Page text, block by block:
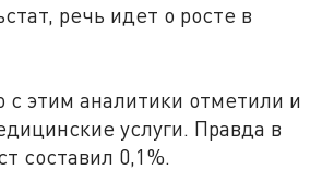
речь идет о росте в
с этим аналитики отметили и
услуги. Правда в
составил 0,1%.